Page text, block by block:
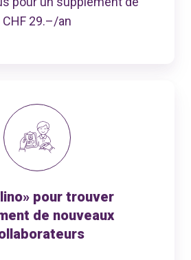
CHF 29.–/an
pour trouver
de nouveaux